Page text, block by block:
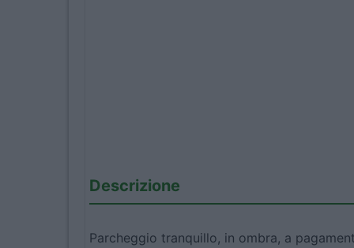
Descrizione
Parcheggio tranquillo, in ombra, a